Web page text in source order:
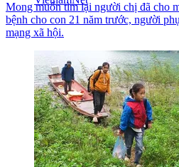
Mong muốn tìm lại người chị đã cho
bệnh cho con 21 năm trước, người
mạng xã hội.